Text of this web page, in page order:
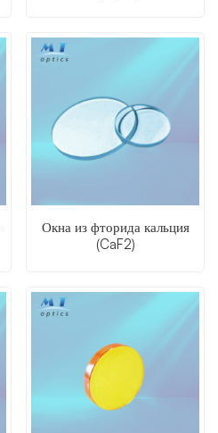
Окна из фторида кальция
(CaF2)